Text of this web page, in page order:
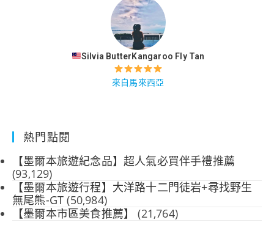
Silvia ButterKangaroo Fly Tan
來自馬來西亞
熱門點閱
【墨爾本旅遊紀念品】超人氣必買伴手禮推薦
(93,129)
【墨爾本旅遊行程】大洋路十二門徒岩+尋找野生
無尾熊-GT (50,984)
【墨爾本市區美食推薦】
(21,764)